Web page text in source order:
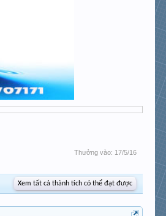
Thưởng vào: 17/5/16
Xem tất cả thành tích có thể đạt được